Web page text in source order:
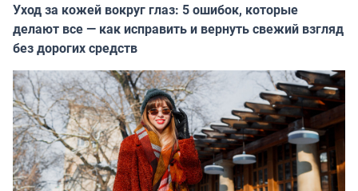
Уход за кожей вокруг глаз: 5 ошибок, которые
делают все — как исправить и вернуть свежий взгляд
без дорогих средств